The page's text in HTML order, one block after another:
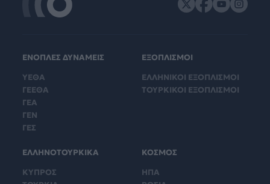
ΕΝΟΠΛΕΣ ΔΥΝΑΜΕΙΣ
ΥΕΘΑ
ΓΕΕΘΑ
ΓΕΑ
ΓΕΝ
ΓΕΣ
ΕΞΟΠΛΙΣΜΟΙ
ΕΛΛΗΝΙΚΟΙ ΕΞΟΠΛΙΣΜΟΙ
ΤΟΥΡΚΙΚΟΙ ΕΞΟΠΛΙΣΜΟΙ
ΕΛΛΗΝΟΤΟΥΡΚΙΚΑ
ΚΥΠΡΟΣ
ΚΟΣΜΟΣ
ΗΠΑ